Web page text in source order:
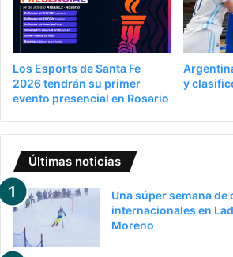
Los Esports de Santa Fe
2026 tendrán su primer
evento presencial en Rosario
y
Últimas noticias
Una súper semana de
internacionales en
Moreno